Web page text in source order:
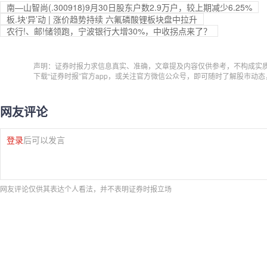
南—山智尚(.300918)9月30日股东户数2.9万户，较上期减少6.25%
板.块‘异’动 | 涨价趋势持续 六氟磷酸锂板块盘中拉升
农行!、邮!储领跑，宁波银行大增30%，中收拐点来了？
声明：证券时报力求信息真实、准确，文章提及内容仅供参考，不构成实
下载“证券时报”官方app，或关注官方微信公众号，即可随时了解股市动
网友评论
登录后可以发言
网友评论仅供其表达个人看法，并不表明证券时报立场